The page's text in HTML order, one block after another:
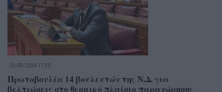
13/03/2026 17:30
Πρωτοβουλία 14 βουλευτών της Ν.Δ. για
βελτιώσεις στο θεσμικό πλαίσιο παραχώρησης